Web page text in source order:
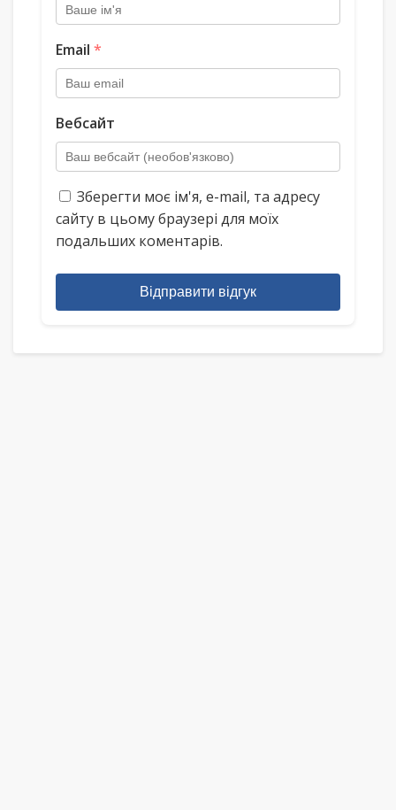
Email *
Вебсайт
Зберегти моє ім'я, e-mail, та адресу
сайту в цьому браузері для моїх
подальших коментарів.
Відправити відгук